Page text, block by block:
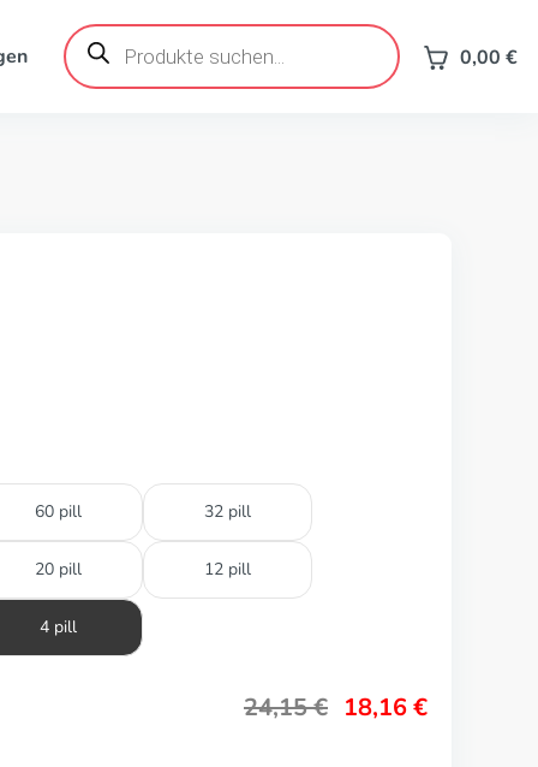
Products
search 0,00 €
60 pill 32 pill
20 pill 12 pill
4 pill
24,15€ 18,16€